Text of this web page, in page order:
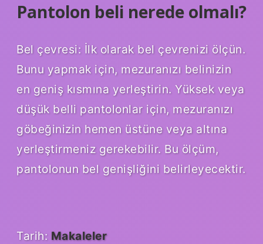
Pantolon beli nerede olmalı?
Bel çevresi: İlk olarak bel çevrenizi ölçün.
Bunu yapmak için, mezuranızı belinizin
en geniş kısmına yerleştirin. Yüksek veya
düşük belli pantolonlar için, mezuranızı
göbeğinizin hemen üstüne veya altına
yerleştirmeniz gerekebilir. Bu ölçüm,
pantolonun bel genişliğini belirleyecektir.
Tarih: Makaleler